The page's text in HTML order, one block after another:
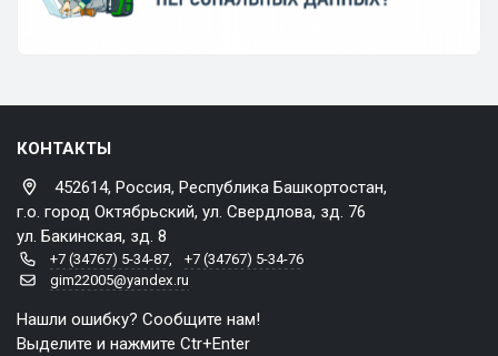
КОНТАКТЫ
452614, Россия, Республика Башкортостан,
г.о. город Октябрьский, ул. Свердлова, зд. 76
ул. Бакинская, зд. 8
+7 (34767) 5-34-87,
+7 (34767) 5-34-76
gim22005@yandex.ru
Нашли ошибку? Сообщите нам!
Выделите и нажмите Ctr+Enter